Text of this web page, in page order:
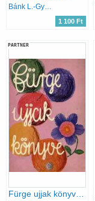
1 100 Ft
PARTNER